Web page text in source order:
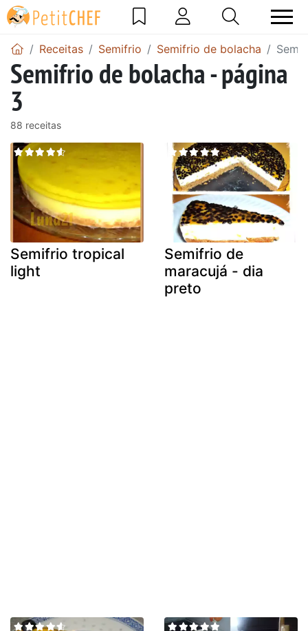
Receitas Semifrio Semifrio de bolacha
Semifrio de bolacha - página
3
88 receitas
Semifrio tropical
light
Semifrio de
maracujá - dia
preto